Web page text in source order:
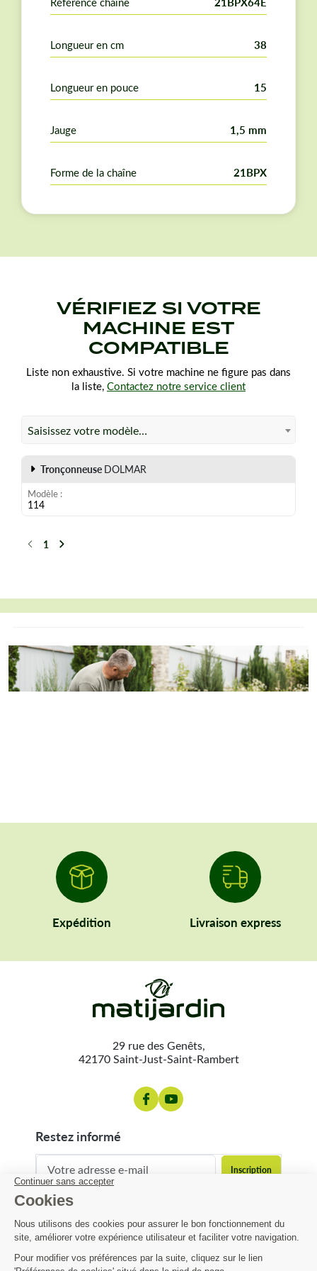
Longueur en cm 38
Longueur en pouce 15
Jauge 1,5 mm
Forme de la chaîne 21BPX
VÉRIFIEZ SI VOTRE
MACHINE EST
COMPATIBLE
Liste non exhaustive. Si votre machine ne figure pas dans
la liste, Contactez notre service client
Saisissez votre modèle…
Tronçonneuse DOLMAR
Modèle
114
Précédent
1 Suivant
Expédition Livraison express
29 rue des Genêts,
42170 Saint-Just-Saint-Rambert
restez informé
contact@matijardin.fr 04 81 120 120
Matijardin